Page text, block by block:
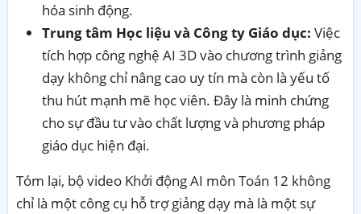
hóa sinh động.
Trung tâm Học liệu và Công ty Giáo dục: Việc
tích hợp công nghệ AI 3D vào chương trình giảng
dạy không chỉ nâng cao uy tín mà còn là yếu tố
thu hút mạnh mẽ học viên. Đây là minh chứng
cho sự đầu tư vào chất lượng và phương pháp
giáo dục hiện đại.
Tóm lại, bộ video Khởi động AI môn Toán 12 không
chỉ là một công cụ hỗ trợ giảng dạy mà là một sự